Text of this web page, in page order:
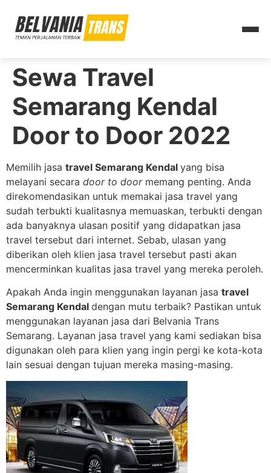
Sewa Travel
Semarang Kendal
Door to Door 2022
Memilih jasa travel Semarang Kendal yang bisa
melayani secara door to door memang penting. Anda
direkomendasikan untuk memakai jasa travel yang
sudah terbukti kualitasnya memuaskan, terbukti dengan
ada banyaknya ulasan positif yang didapatkan jasa
travel tersebut dari internet. Sebab, ulasan yang
diberikan oleh klien jasa travel tersebut pasti akan
mencerminkan kualitas jasa travel yang mereka peroleh.
Apakah Anda ingin menggunakan layanan jasa travel
Semarang Kendal dengan mutu terbaik? Pastikan untuk
menggunakan layanan jasa dari Belvania Trans
Semarang. Layanan jasa travel yang kami sediakan bisa
digunakan oleh para klien yang ingin pergi ke kota-kota
lain sesuai dengan tujuan mereka masing-masing.